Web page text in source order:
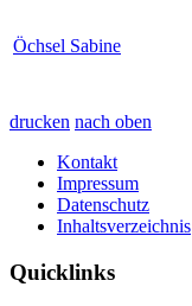
Öchsel Sabine
drucken nach oben
Kontakt
Impressum
Datenschutz
Inhaltsverzeichnis
Quicklinks